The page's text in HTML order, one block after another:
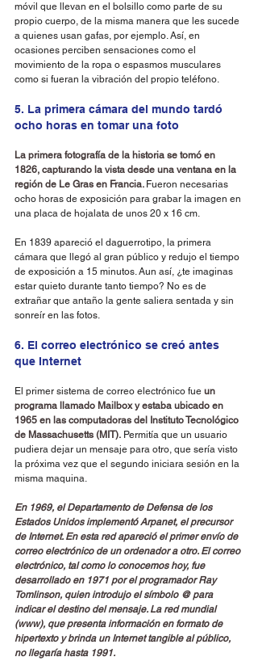
móvil que llevan en el bolsillo como parte de su
propio cuerpo, de la misma manera que les sucede
a quienes usan gafas, por ejemplo. Así, en
ocasiones perciben sensaciones como el
movimiento de la ropa o espasmos musculares
como si fueran la vibración del propio teléfono.
5. La primera cámara del mundo tardó
ocho horas en tomar una foto
La primera fotografía de la historia se tomó en
1826, capturando la vista desde una ventana en la
región de Le Gras en Francia. Fueron necesarias
ocho horas de exposición para grabar la imagen en
una placa de hojalata de unos 20 x 16 cm.
En 1839 apareció el daguerrotipo, la primera
cámara que llegó al gran público y redujo el tiempo
de exposición a 15 minutos. Aun así, ¿te imaginas
estar quieto durante tanto tiempo? No es de
extrañar que antaño la gente saliera sentada y sin
sonreír en las fotos.
6. El correo electrónico se creó antes
que Internet
El primer sistema de correo electrónico fue un
programa llamado Mailbox y estaba ubicado en
1965 en las computadoras del Instituto Tecnológico
de Massachusetts (MIT). Permitía que un usuario
pudiera dejar un mensaje para otro, que sería visto
la próxima vez que el segundo iniciara sesión en la
misma maquina.
En 1969, el Departamento de Defensa de los
Estados Unidos implementó Arpanet, el precursor
de Internet. En esta red apareció el primer envío de
correo electrónico de un ordenador a otro. El correo
electrónico, tal como lo conocemos hoy, fue
desarrollado en 1971 por el programador Ray
Tomlinson, quien introdujo el símbolo @ para
indicar el destino del mensaje. La red mundial
(www), que presenta información en formato de
hipertexto y brinda un Internet tangible al público,
no llegaría hasta 1991.